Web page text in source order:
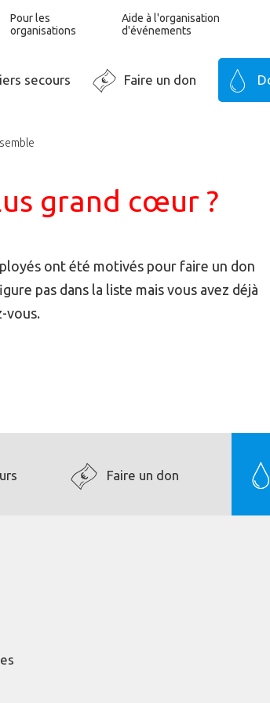
Pour les
organisations
Aide à l'organisation
d'événements
secours Faire un don
grand cœur ?
ont été motivés pour faire un don
pas dans la liste mais vous avez déjà
vous.
Faire un don